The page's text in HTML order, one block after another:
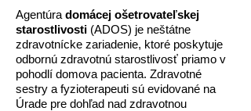
Agentúra domácej ošetrovateľskej
starostlivosti (ADOS) je neštátne
zdravotnícke zariadenie, ktoré poskytuje
odbornú zdravotnú starostlivosť priamo v
pohodlí domova pacienta. Zdravotné
sestry a fyzioterapeuti sú evidované na
Úrade pre dohľad nad zdravotnou